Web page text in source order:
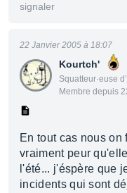
signaler
Kourtch'
Squatteur·euse
Membre depuis
22 Janvier 2005 à 18:07
En tout cas nous
vraiment peur
l'été... j'éspère que
incidents qui sont